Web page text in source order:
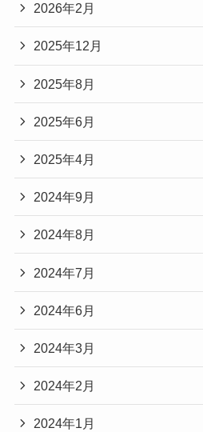
2026年2月
2025年12月
2025年8月
2025年6月
2025年4月
2024年9月
2024年8月
2024年7月
2024年6月
2024年3月
2024年2月
2024年1月